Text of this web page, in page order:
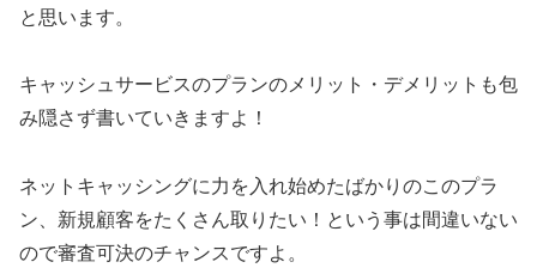
と思います。
キャッシュサービスのプランのメリット・デメリットも包
み隠さず書いていきますよ！
ネットキャッシングに力を入れ始めたばかりのこのプラ
ン、新規顧客をたくさん取りたい！という事は間違いない
ので審査可決のチャンスですよ。